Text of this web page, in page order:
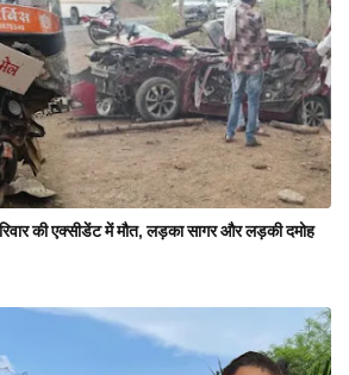
की एक्सीडेंट में मौत, लड़का सागर और लड़की दमोह